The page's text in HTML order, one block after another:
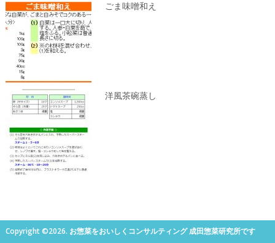
ごま味噌和え
洋風茶碗蒸し
Copyright ©2026. お惣菜をおいしくコンサルティング 成田惣菜研究所です